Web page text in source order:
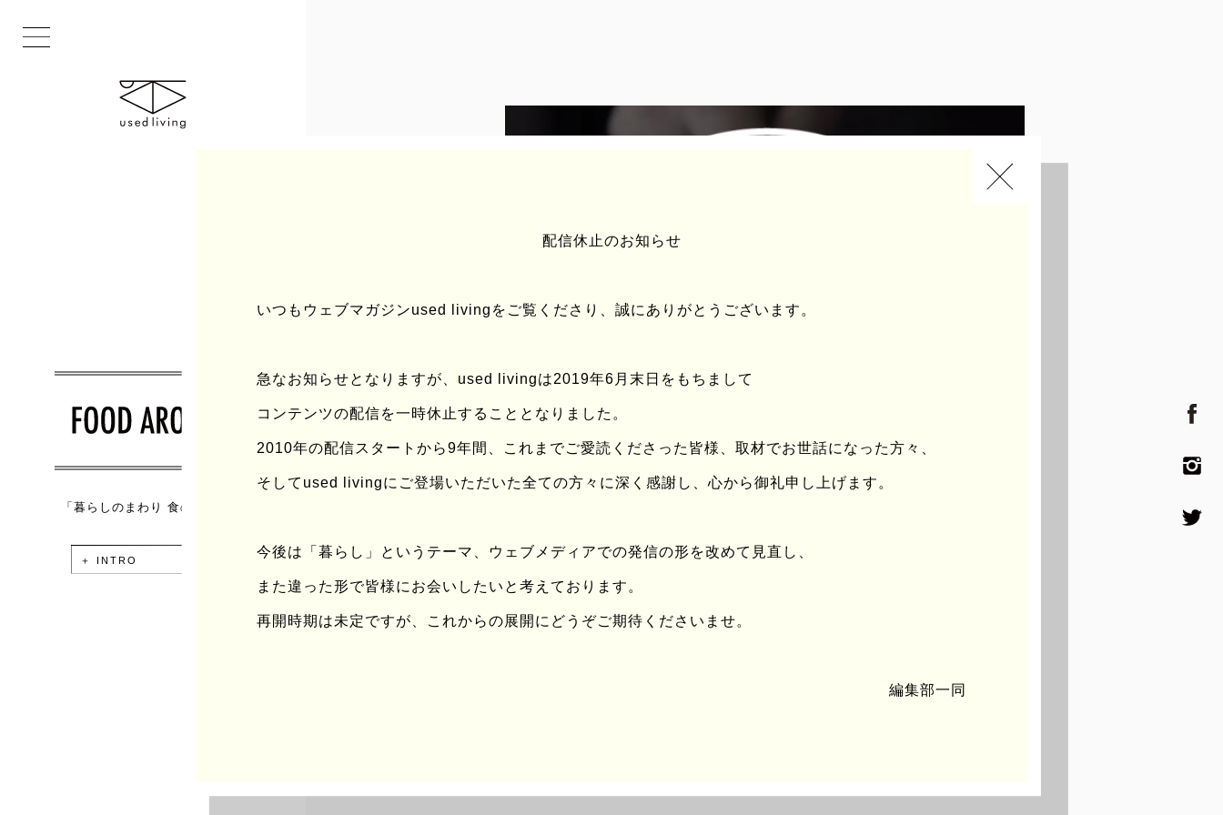
配信休止のお知らせ
いつもウェブマガジンused livingをご覧くださり、誠にありがとうございます。
急なお知らせとなりますが、used livingは2019年6月末日をもちまして
コンテンツの配信を一時休止することとなりました。
2010年の配信スタートから9年間、これまでご愛読くださった皆様、取材でお世話になった方々、
そしてused livingにご登場いただいた全ての方々に深く感謝し、心から御礼申し上げます。
今後は「暮らし」というテーマ、ウェブメディアでの発信の形を改めて見直し、
また違った形で皆様にお会いしたいと考えております。
再開時期は未定ですが、これからの展開にどうぞご期待くださいませ。
編集部一同
「暮らしのまわり 食のまわり」
＋ INTRO